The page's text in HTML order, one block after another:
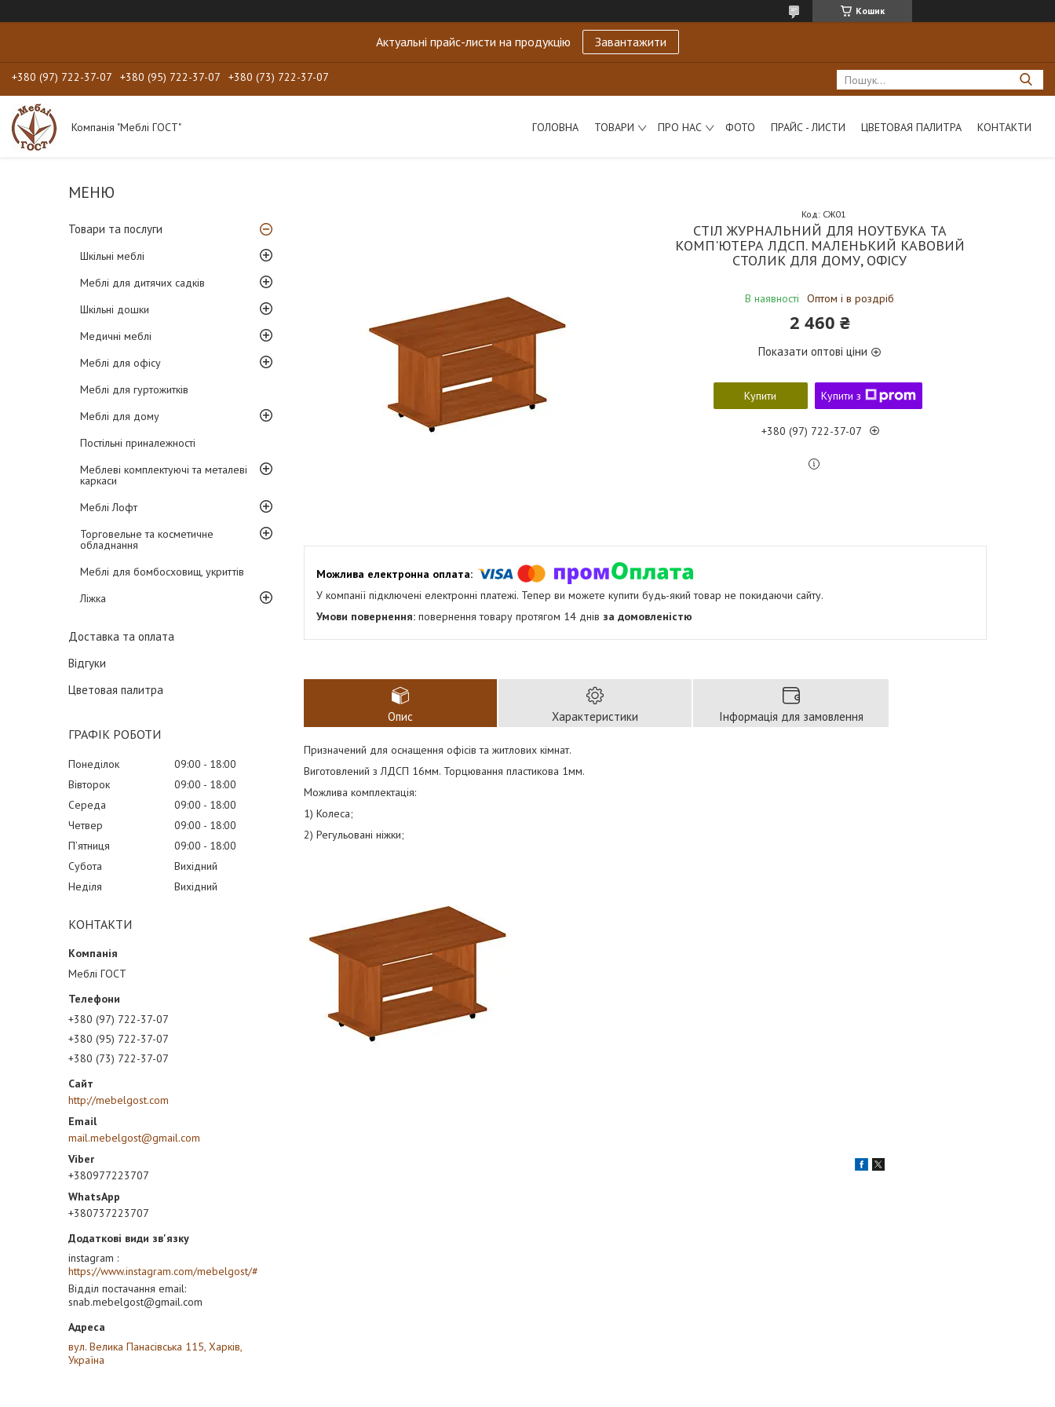
Кошик
Актуальні прайс-листи на продукцію Завантажити
+380 (97) 722-37-07 +380 (95) 722-37-07 +380 (73) 722-37-07
Компанія "Меблі ГОСТ" ГОЛОВНА ТОВАРИ ПРО НАС ФОТО ПРАЙС - ЛИСТИ ЦВЕТОВАЯ ПАЛИТРА КОНТАКТИ
Товари та послуги
Шкільні меблі
Меблі для дитячих садків
Шкільні дошки
Медичні меблі
Меблі для офісу
Меблі для гуртожитків
Меблі для дому
Постільні приналежності
Меблеві комплектуючі та металеві
каркаси
Меблі Лофт
Торговельне та косметичне
обладнання
Меблі для бомбосховищ, укриттів
Ліжка
Доставка та оплата
Відгуки
Цветовая палитра
ГРАФІК РОБОТИ
Понеділок 09:00
18:00
Вівторок
09:00
18:00
Середа
09:00
18:00
Четвер
09:00
18:00
Пʼятниця
09:00
18:00
Субота
Вихідний
Неділя
Вихідний
КОНТАКТИ
Меблі ГОСТ
+380 (97) 722-37-07
+380 (95) 722-37-07
+380 (73) 722-37-07
http://mebelgost.com
mail.mebelgost@gmail.com
+380977223707
+380737223707
instagram
https://www.instagram.com/mebelgost/#
Відділ постачання email
snab.mebelgost@gmail.com
вул. Велика Панасівська 115, Харків,
Україна
СТІЛ ЖУРНАЛЬНИЙ ДЛЯ НОУТБУКА ТА
КОМП'ЮТЕРА ЛДСП. МАЛЕНЬКИЙ КАВОВИЙ
СТОЛИК ДЛЯ ДОМУ, ОФІСУ
В наявності Оптом і в роздріб
Код: СЖ01
2 460 ₴
Показати оптові ціни
Купити Купити з
+380 (97) 722-37-07
У компанії підключені електронні платежі. Тепер ви можете купити будь-який товар не покидаючи сайту.
повернення товару протягом 14 днів за домовленістю
Опис Характеристики Інформація для замовлення
Призначений для оснащення офісів та житлових кімнат.
Виготовлений з ЛДСП 16мм. Торцювання пластикова 1мм.
Можлива комплектація:
1) Колеса;
2) Регульовані ніжки;